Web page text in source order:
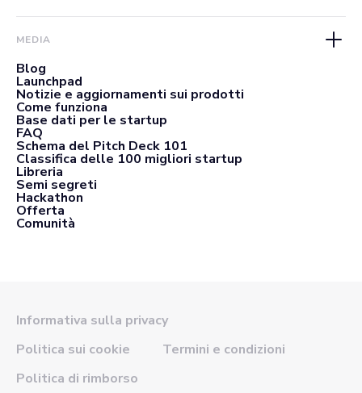
MEDIA
Blog
Launchpad
Notizie e aggiornamenti sui prodotti
Come funziona
Base dati per le startup
FAQ
Schema del Pitch Deck 101
Classifica delle 100 migliori startup
Libreria
Semi segreti
Hackathon
Offerta
Comunità
Informativa sulla privacy
Politica sui cookie
Termini e condizioni
Politica di rimborso